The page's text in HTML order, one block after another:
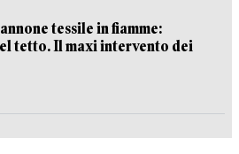
tessile in fiamme:
tetto. Il maxi intervento dei